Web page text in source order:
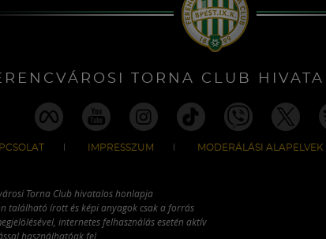
TORNA CLUB
IMPRESSZUM MODERÁLÁSI ALAPELVEK
Torna Club hivatalos honlapja
található írott és képi anyagok csak a forrás
internetes felhasználás esetén aktív
használhatóak fel.